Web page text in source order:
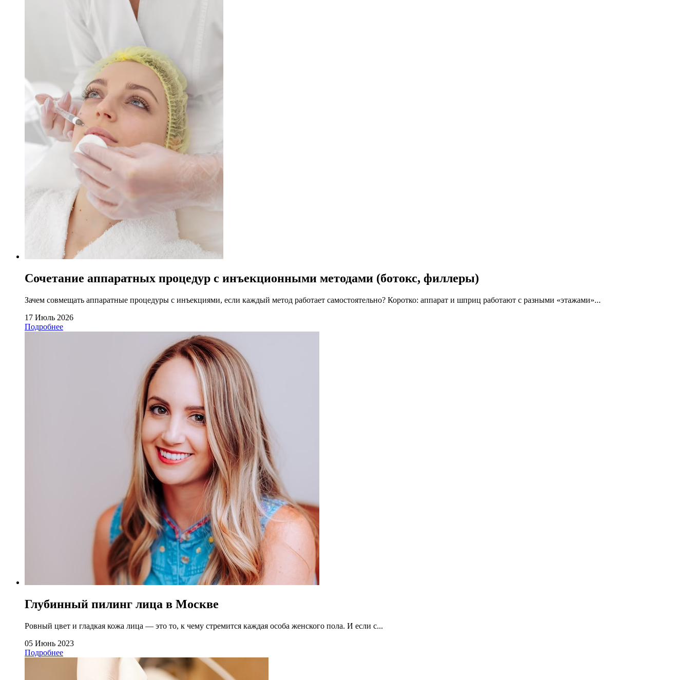
Сочетание аппаратных процедур с инъекционными методами (ботокс, филлеры)
Зачем совмещать аппаратные процедуры с инъекциями, если каждый метод работает самостоятельно? Коротко: аппарат и шприц работают с разными «этажами»...
17 Июль 2026
Подробнее
Глубинный пилинг лица в Москве
Ровный цвет и гладкая кожа лица — это то, к чему стремится каждая особа женского пола. И если с...
05 Июнь 2023
Подробнее